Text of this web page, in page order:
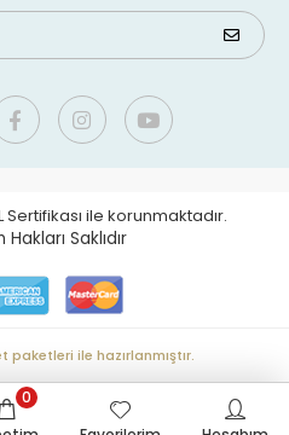
ile korunmaktadır.
Hakları Saklıdır
0
ile hazırlanmıştır.